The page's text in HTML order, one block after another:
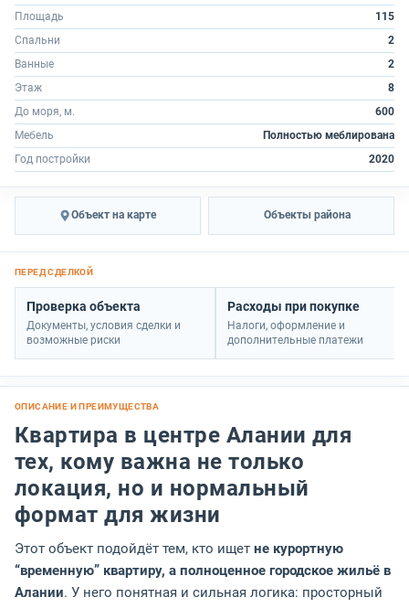
Площадь
115
Спальни
2
Ванные
2
Этаж
8
До моря, м.
600
Мебель
Полностью меблирована
Год постройки
2020
Объект на карте Объекты района
Проверка объекта
Документы, условия сделки и
возможные риски
Расходы при покупке
Налоги, оформление и
дополнительные платежи
Квартира в центре Алании для
тех, кому важна не только
локация, но и нормальный
формат для жизни
Этот объект подойдёт тем, кто ищет не курортную
“временную” квартиру, а полноценное городское жильё в
Алании. У него понятная и сильная логика: просторный